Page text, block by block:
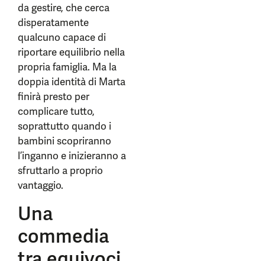
da gestire, che cerca
disperatamente
qualcuno capace di
riportare equilibrio nella
propria famiglia. Ma la
doppia identità di Marta
finirà presto per
complicare tutto,
soprattutto quando i
bambini scopriranno
l’inganno e inizieranno a
sfruttarlo a proprio
vantaggio.
Una
commedia